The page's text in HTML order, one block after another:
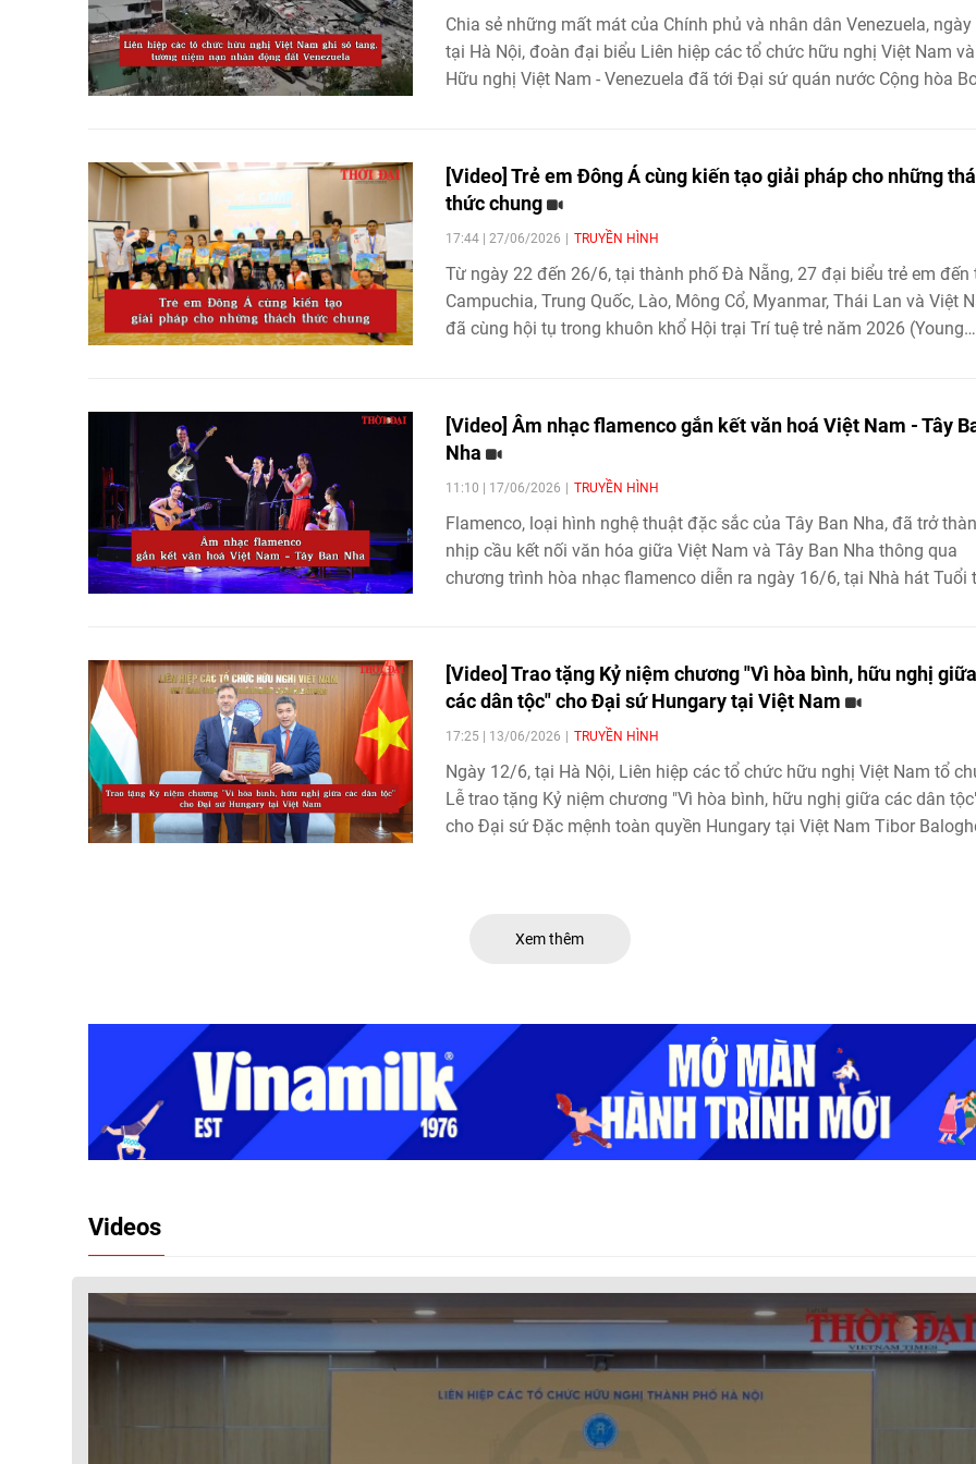
Chia sẻ những mất mát của Chính phủ và nhân dân Venezuela,
tại Hà Nội, đoàn đại biểu Liên hiệp các tổ chức hữu nghị Việt Nam
Hữu nghị Việt Nam - Venezuela đã tới Đại sứ quán nước Cộng hòa
[Video] Trẻ em Đông Á cùng kiến tạo giải pháp cho những
thức chung
17:44 | 27/06/2026 TRUYỀN HÌNH
Từ ngày 22 đến 26/6, tại thành phố Đà Nẵng, 27 đại biểu trẻ em đến
Campuchia, Trung Quốc, Lào, Mông Cổ, Myanmar, Thái Lan và Việt
đã cùng hội tụ trong khuôn khổ Hội trại Trí tuệ trẻ năm 2026 (Young
[Video] Âm nhạc flamenco gắn kết văn hoá Việt Nam - Tây
Nha
11:10 | 17/06/2026 TRUYỀN HÌNH
Flamenco, loại hình nghệ thuật đặc sắc của Tây Ban Nha, đã trở
nhịp cầu kết nối văn hóa giữa Việt Nam và Tây Ban Nha thông qua
chương trình hòa nhạc flamenco diễn ra ngày 16/6, tại Nhà hát Tuổi
[Video] Trao tặng Kỷ niệm chương "Vì hòa bình, hữu nghị giữa
các dân tộc" cho Đại sứ Hungary tại Việt Nam
17:25 | 13/06/2026 TRUYỀN HÌNH
Ngày 12/6, tại Hà Nội, Liên hiệp các tổ chức hữu nghị Việt Nam tổ
Lễ trao tặng Kỷ niệm chương "Vì hòa bình, hữu nghị giữa các dân
cho Đại sứ Đặc mệnh toàn quyền Hungary tại Việt Nam Tibor
Xem thêm
Videos